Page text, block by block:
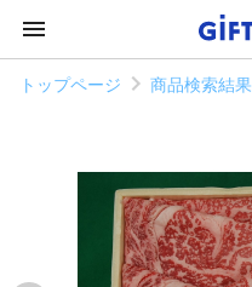
トップページ 商品検索結果